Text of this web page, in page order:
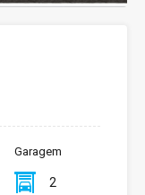
Garagem
2